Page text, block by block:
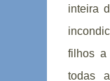
inteira
filhos a
todas